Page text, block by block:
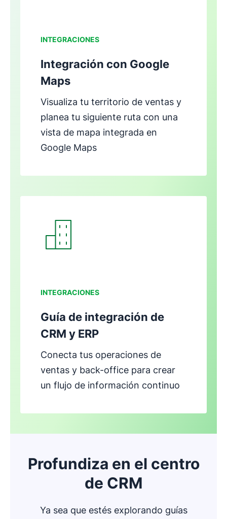
INTEGRACIONES
Integración con Google
Maps
Visualiza tu territorio de ventas y
planea tu siguiente ruta con una
vista de mapa integrada en
Google Maps
INTEGRACIONES
Guía de integración de
CRM y ERP
Conecta tus operaciones de
ventas y back-office para crear
un flujo de información continuo
Se abre en una nueva ventana
Profundiza en el centro
de CRM
Ya sea que estés explorando guías